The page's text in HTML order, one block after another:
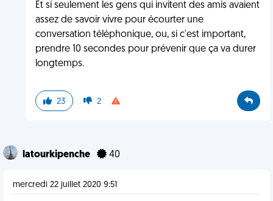
Et si seulement les gens qui invitent des amis avaient
assez de savoir vivre pour écourter une
conversation téléphonique, ou, si c'est important,
prendre 10 secondes pour prévenir que ça va durer
longtemps.
23 2
latourkipenche 40
mercredi 22 juillet 2020 9:51